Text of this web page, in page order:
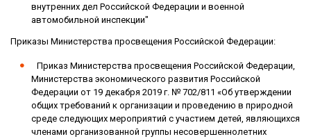
внутренних дел Российской Федерации и военной
автомобильной инспекции"
Приказы Министерства просвещения Российской Федерации:
Приказ Министерства просвещения Российской Федерации,
Министерства экономического развития Российской
Федерации от 19 декабря 2019 г. № 702/811 «Об утверждении
общих требований к организации и проведению в природной
среде следующих мероприятий с участием детей, являющихся
членами организованной группы несовершеннолетних